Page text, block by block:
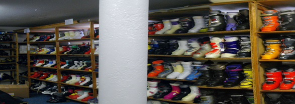
Zum
Inhalt
springen
Skibörse
Skibörsen aus Schweinfurt und Brotterode